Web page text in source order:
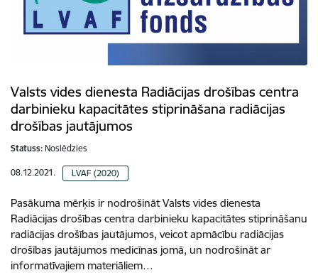
Valsts vides dienesta Radiācijas drošības centra
darbinieku kapacitātes stiprināšana radiācijas
drošības jautājumos
Statuss: Noslēdzies
08.12.2021. LVAF (2020)
Pasākuma mērķis ir nodrošināt Valsts vides dienesta
Radiācijas drošības centra darbinieku kapacitātes stiprināšanu
radiācijas drošības jautājumos, veicot apmācību radiācijas
drošības jautājumos medicīnas jomā, un nodrošināt ar
informatīvajiem materiāliem…